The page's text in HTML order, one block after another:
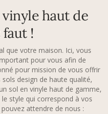
vinyle haut de
!
que votre maison. Ici, vous
pour vous afin de
pour mission de vous offrir
design de haute qualité,
sol en vinyle haut de gamme,
style qui correspond à vos
attendre de nous :